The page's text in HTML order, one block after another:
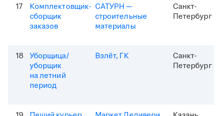
17
Комплектовщик-
сборщик
заказов
САТУРН —
строительные
материалы
Санкт-
Петербург
18
Уборщица/
уборщик
на летний
период
Взлёт, ГК
Санкт-
Петербург